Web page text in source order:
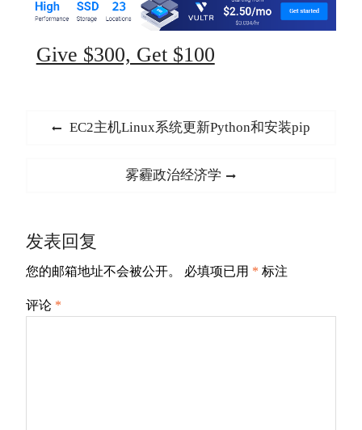
Give $300, Get $100
Previous
EC2主机Linux系统更新Python和安装pip
Next
雾霾政治经济学
发表回复
您的邮箱地址不会被公开。 必填项已用 * 标注
评论 *